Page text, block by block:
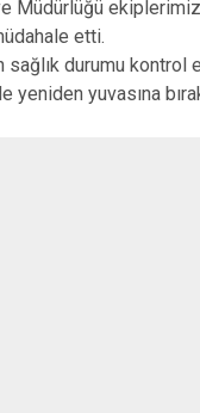
ekiplerimiz,
etti.
durumu kontrol
yuvasına